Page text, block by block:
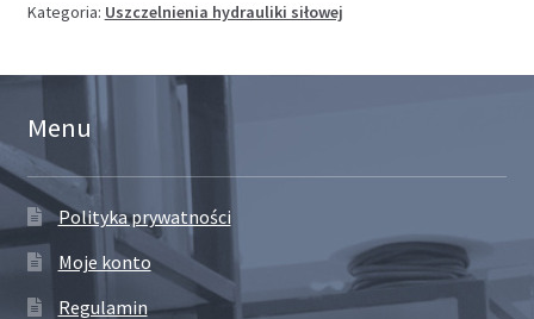
Kategoria: Uszczelnienia hydrauliki siłowej
Menu
Polityka prywatności
Moje konto
Regulamin